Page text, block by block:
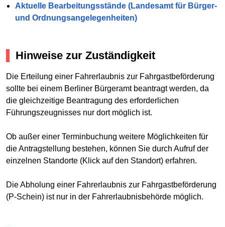
Aktuelle Bearbeitungsstände (Landesamt für Bürger-
und Ordnungsangelegenheiten)
Hinweise zur Zuständigkeit
Die Erteilung einer Fahrerlaubnis zur Fahrgastbeförderung
sollte bei einem Berliner Bürgeramt beantragt werden, da
die gleichzeitige Beantragung des erforderlichen
Führungszeugnisses nur dort möglich ist.
Ob außer einer Terminbuchung weitere Möglichkeiten für
die Antragstellung bestehen, können Sie durch Aufruf der
einzelnen Standorte (Klick auf den Standort) erfahren.
Die Abholung einer Fahrerlaubnis zur Fahrgastbeförderung
(P-Schein) ist nur in der Fahrerlaubnisbehörde möglich.